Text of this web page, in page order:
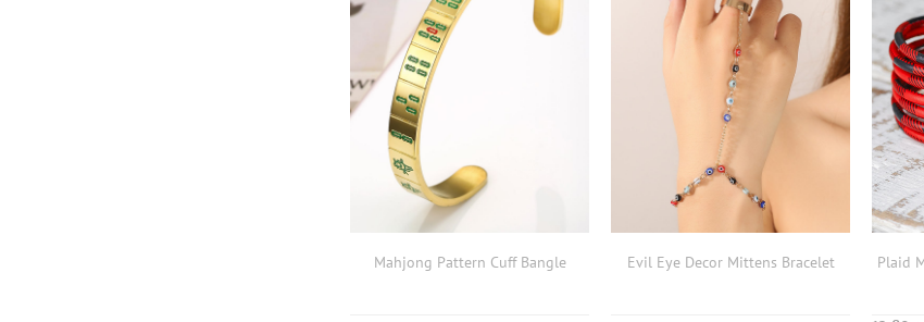
Mahjong Pattern Cuff Bangle Evil Eye Decor Mittens Bracelet